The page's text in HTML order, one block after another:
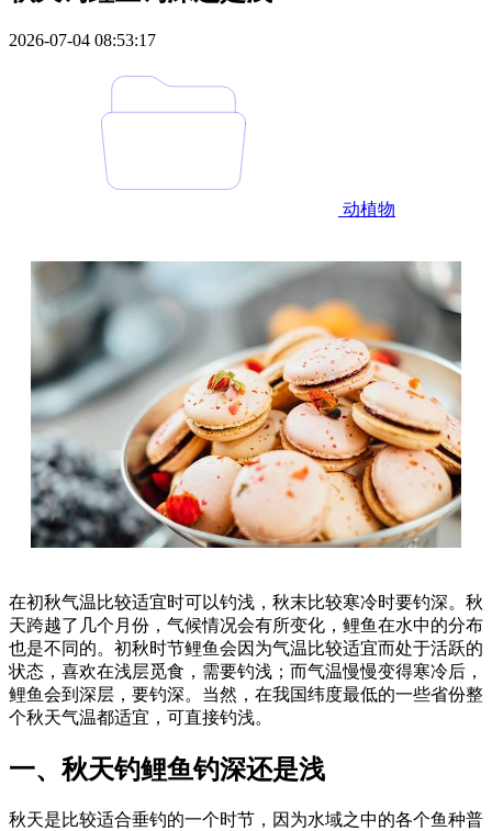
2026-07-04 08:53:17
动植物
在初秋气温比较适宜时可以钓浅，秋末比较寒冷时要钓深。秋
天跨越了几个月份，气候情况会有所变化，鲤鱼在水中的分布
也是不同的。初秋时节鲤鱼会因为气温比较适宜而处于活跃的
状态，喜欢在浅层觅食，需要钓浅；而气温慢慢变得寒冷后，
鲤鱼会到深层，要钓深。当然，在我国纬度最低的一些省份整
个秋天气温都适宜，可直接钓浅。
一、秋天钓鲤鱼钓深还是浅
秋天是比较适合垂钓的一个时节，因为水域之中的各个鱼种普